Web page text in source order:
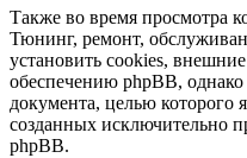
Также во время просмотра
Тюнинг, ремонт,
установить cookies,
обеспечению phpBB,
документа, целью которого
созданных исключительно
phpBB.